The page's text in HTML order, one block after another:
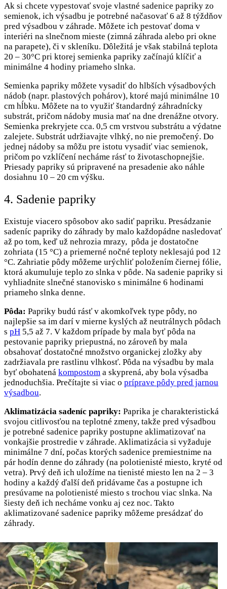
Ak si chcete vypestovať svoje vlastné sadenice papriky zo
semienok, ich výsadbu je potrebné načasovať 6 až 8 týždňov
pred výsadbou v záhrade. Môžete ich pestovať doma v
interiéri na slnečnom mieste (zimná záhrada alebo pri okne
na parapete), či v skleníku. Dôležitá je však stabilná teplota
20 – 30°C pri ktorej semienka papriky začínajú klíčiť a
minimálne 4 hodiny priameho slnka.
Semienka papriky môžete vysadiť do hlbších výsadbových
nádob (napr. plastových pohárov), ktoré majú minimálne 10
cm hĺbku. Môžete na to využiť štandardný záhradnícky
substrát, pričom nádoby musia mať na dne drenážne otvory.
Semienka prekryjete cca. 0,5 cm vrstvou substrátu a výdatne
zalejete. Substrát udržiavajte vlhký, no nie premočený. Do
jednej nádoby sa môžu pre istotu vysadiť viac semienok,
pričom po vzklíčení necháme rásť to životaschopnejšie.
Priesady papriky sú pripravené na presadenie ako náhle
dosiahnu 10 – 20 cm výšku.
4. Sadenie papriky
Existuje viacero spôsobov ako sadiť papriku. Presádzanie
sadeníc papriky do záhrady by malo každopádne nasledovať
až po tom, keď už nehrozia mrazy, pôda je dostatočne
zohriata (15 °C) a priemerné nočné teploty neklesajú pod 12
°C. Zahriatie pôdy môžeme urýchliť položením čiernej fólie,
ktorá akumuluje teplo zo slnka v pôde. Na sadenie papriky si
vyhliadnite slnečné stanovisko s minimálne 6 hodinami
priameho slnka denne.
Pôda: Papriky budú rásť v akomkoľvek type pôdy, no
najlepšie sa im darí v mierne kyslých až neutrálnych pôdach
s pH 5,5 až 7. V každom prípade by mala byť pôda na
pestovanie papriky priepustná, no zároveň by mala
obsahovať dostatočné množstvo organickej zložky aby
zadržiavala pre rastlinu vlhkosť. Pôda na výsadbu by mala
byť obohatená kompostom a skyprená, aby bola výsadba
jednoduchšia. Prečítajte si viac o príprave pôdy pred jarnou
výsadbou.
Aklimatizácia sadeníc papriky: Paprika je charakteristická
svojou citlivosťou na teplotné zmeny, takže pred výsadbou
je potrebné sadenice papriky postupne aklimatizovať na
vonkajšie prostredie v záhrade. Aklimatizácia si vyžaduje
minimálne 7 dní, počas ktorých sadenice premiestnime na
pár hodín denne do záhrady (na polotienisté miesto, kryté od
vetra). Prvý deň ich uložíme na tienisté miesto len na 2 – 3
hodiny a každý ďalší deň pridávame čas a postupne ich
presúvame na polotienisté miesto s trochou viac slnka. Na
šiesty deň ich necháme vonku aj cez noc. Takto
aklimatizované sadenice papriky môžeme presádzať do
záhrady.